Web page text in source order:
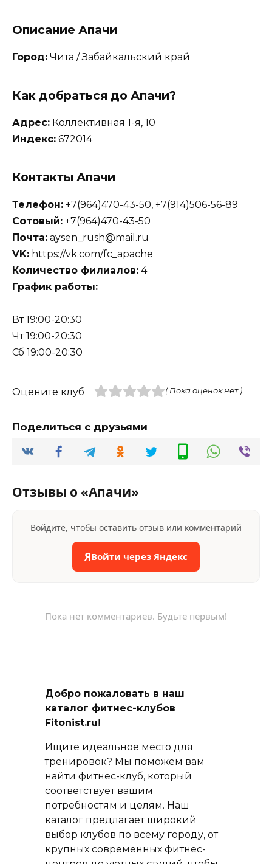
Описание Апачи
Город: Чита / Забайкальский край
Как добраться до Апачи?
Адрес: Коллективная 1-я, 10
Индекс: 672014
Контакты Апачи
Телефон: +7(964)470-43-50, +7(914)506-56-89
Сотовый: +7(964)470-43-50
Почта: aysen_rush@mail.ru
VK: https://vk.com/fc_apache
Количество филиалов: 4
График работы:
Вт 19:00-20:30
Чт 19:00-20:30
Сб 19:00-20:30
Оцените клуб ( Пока оценок нет )
Поделиться с друзьями
Отзывы о «Апачи»
Войдите, чтобы оставить отзыв или комментарий
ЯВойти через Яндекс
Пока нет комментариев. Будьте первым!
Добро пожаловать в наш
каталог фитнес-клубов
Fitonist.ru!
Ищите идеальное место для
тренировок? Мы поможем вам
найти фитнес-клуб, который
соответствует вашим
потребностям и целям. Наш
каталог предлагает широкий
выбор клубов по всему городу, от
крупных современных фитнес-